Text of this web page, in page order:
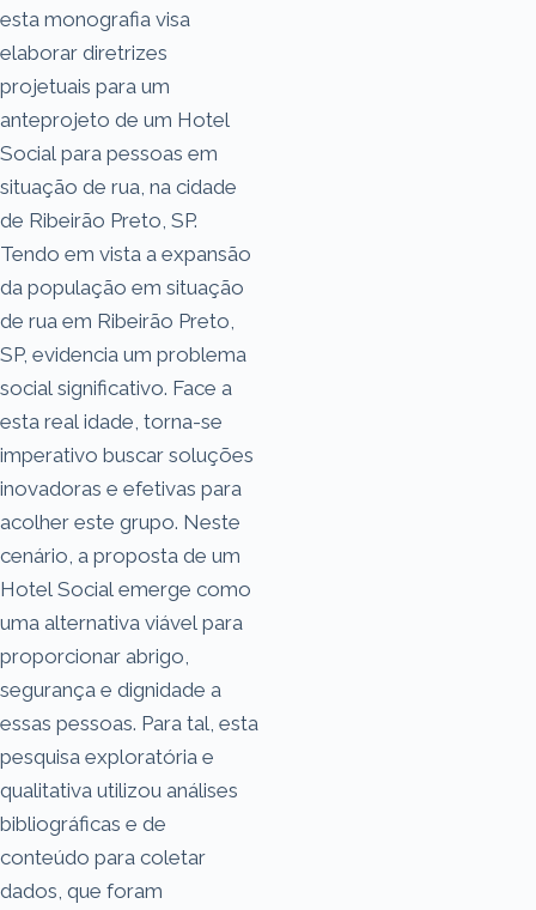
esta monografia visa
elaborar diretrizes
projetuais para um
anteprojeto de um Hotel
Social para pessoas em
situação de rua, na cidade
de Ribeirão Preto, SP.
Tendo em vista a expansão
da população em situação
de rua em Ribeirão Preto,
SP, evidencia um problema
social significativo. Face a
esta real idade, torna-se
imperativo buscar soluções
inovadoras e efetivas para
acolher este grupo. Neste
cenário, a proposta de um
Hotel Social emerge como
uma alternativa viável para
proporcionar abrigo,
segurança e dignidade a
essas pessoas. Para tal, esta
pesquisa exploratória e
qualitativa utilizou análises
bibliográficas e de
conteúdo para coletar
dados, que foram